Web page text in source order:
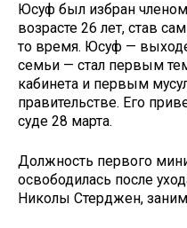
Юсуф был избран
возрасте 26 лет, став
то время. Юсуф —
семьи — стал первым
кабинета и первым
правительстве. Его
суде 28 марта.
Должность первого
освободилась после
Николы Стерджен,